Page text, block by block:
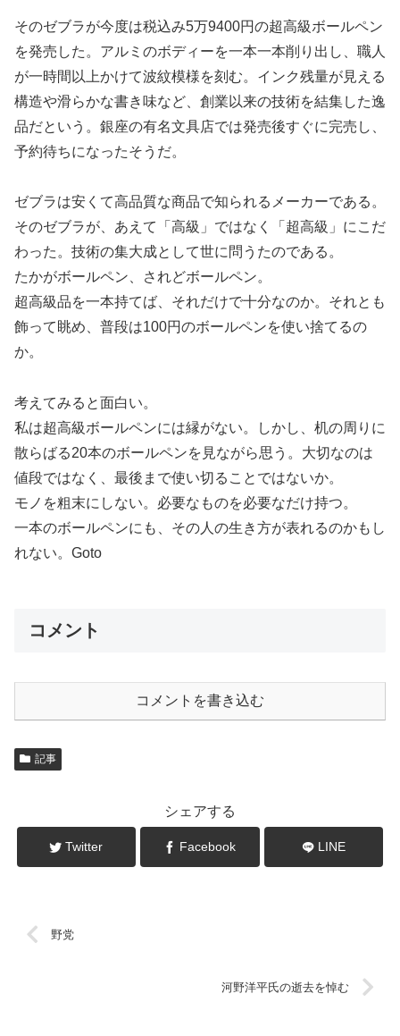
そのゼブラが今度は税込み5万9400円の超高級ボールペン
を発売した。アルミのボディーを一本一本削り出し、職人
が一時間以上かけて波紋模様を刻む。インク残量が見える
構造や滑らかな書き味など、創業以来の技術を結集した逸
品だという。銀座の有名文具店では発売後すぐに完売し、
予約待ちになったそうだ。
ゼブラは安くて高品質な商品で知られるメーカーである。
そのゼブラが、あえて「高級」ではなく「超高級」にこだ
わった。技術の集大成として世に問うたのである。
たかがボールペン、されどボールペン。
超高級品を一本持てば、それだけで十分なのか。それとも
飾って眺め、普段は100円のボールペンを使い捨てるの
か。
考えてみると面白い。
私は超高級ボールペンには縁がない。しかし、机の周りに
散らばる20本のボールペンを見ながら思う。大切なのは
値段ではなく、最後まで使い切ることではないか。
モノを粗末にしない。必要なものを必要なだけ持つ。
一本のボールペンにも、その人の生き方が表れるのかもし
れない。Goto
コメント
コメントを書き込む
記事
シェアする
Twitter Facebook LINE
野党
河野洋平氏の逝去を悼む